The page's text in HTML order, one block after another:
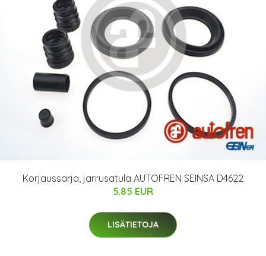
Korjaussarja, jarrusatula AUTOFREN SEINSA D4622
5.85 EUR
LISÄTIETOJA